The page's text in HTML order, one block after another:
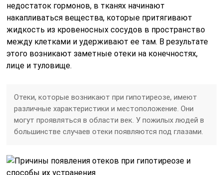
недостаток гормонов, в тканях начинают
накапливаться вещества, которые притягивают
жидкость из кровеносных сосудов в пространство
между клетками и удерживают ее там. В результате
этого возникают заметные отеки на конечностях,
лице и туловище.
Отеки, которые возникают при гипотиреозе, имеют
различные характеристики и местоположение. Они
могут проявляться в области век. У пожилых людей в
большинстве случаев отеки появляются под глазами.